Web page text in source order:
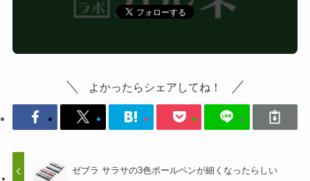
よかったらシェアしてね！
ゼブラ サラサの3色ボールペンが細くなったらしい